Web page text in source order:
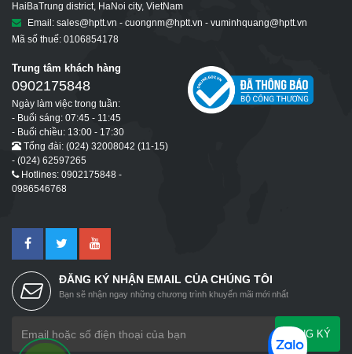
HaiBaTrung district, HaNoi city, VietNam
Email: sales@hptt.vn - cuongnm@hptt.vn - vuminhquang@hptt.vn
Mã số thuế: 0106854178
Trung tâm khách hàng
0902175848
Ngày làm việc trong tuần:
- Buổi sáng: 07:45 - 11:45
- Buổi chiều: 13:00 - 17:30
Tổng đài: (024) 32008042 (11-15)
- (024) 62597265
Hotlines: 0902175848 -
0986546768
ĐĂNG KÝ NHẬN EMAIL CỦA CHÚNG TÔI
Bạn sẽ nhận ngay những chương trình khuyến mãi mới nhất
ĐĂNG KÝ